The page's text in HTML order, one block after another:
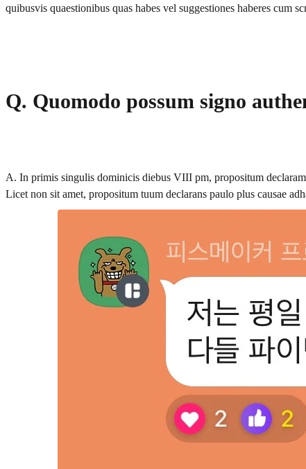
quibusvis quaestionibus quas habes vel suggestiones haberes cum
Q. Quomodo possum signo
A. In primis singulis dominicis diebus VIII pm, propositum
Licet non sit amet, propositum tuum declarans paulo plus causae